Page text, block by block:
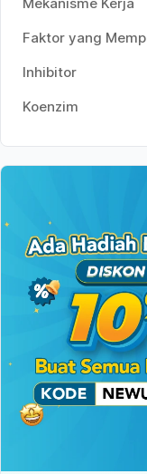
Faktor yang
Inhibitor
Koenzim